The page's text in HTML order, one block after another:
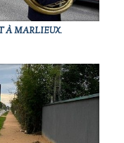
À MARLIEUX.